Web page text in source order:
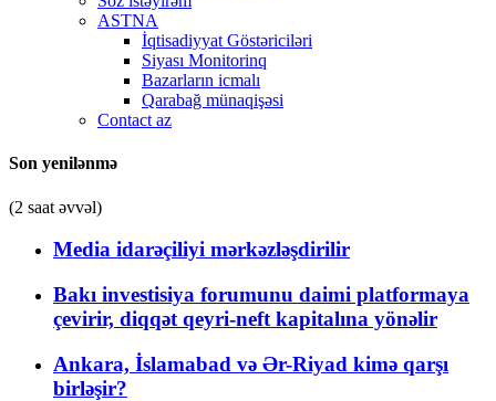
ASTNA
İqtisadiyyat Göstəriciləri
Siyası Monitorinq
Bazarların icmalı
Qarabağ münaqişəsi
Contact az
Son yenilənmə
(2 saat əvvəl)
Media idarəçiliyi mərkəzləşdirilir
Bakı investisiya forumunu daimi platformaya
çevirir, diqqət qeyri-neft kapitalına yönəlir
Ankara, İslamabad və Ər-Riyad kimə qarşı
birləşir?